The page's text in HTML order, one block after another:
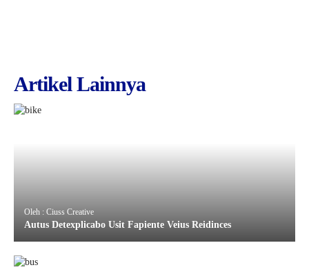
Artikel Lainnya
Oleh : Ciuss Creative
Autus Detexplicabo Usit Fapiente Veius Reidinces